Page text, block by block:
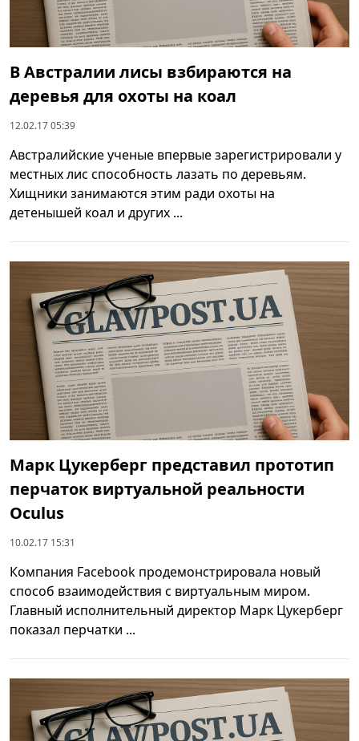
В Австралии лисы взбираются на
деревья для охоты на коал
12.02.17 05:39
Австралийские ученые впервые зарегистрировали у
местных лис способность лазать по деревьям.
Хищники занимаются этим ради охоты на
детенышей коал и других ...
Марк Цукерберг представил прототип
перчаток виртуальной реальности
Oculus
10.02.17 15:31
Компания Facebook продемонстрировала новый
способ взаимодействия с виртуальным миром.
Главный исполнительный директор Марк Цукерберг
показал перчатки ...